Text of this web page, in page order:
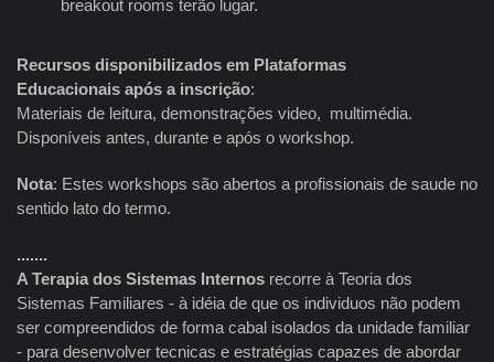
breakout rooms terão lugar.
Recursos disponibilizados em Plataformas
Educacionais após a inscrição:
Materiais de leitura, demonstrações video, multimédia.
Disponíveis antes, durante e após o workshop.
Nota: Estes workshops são abertos a profissionais de saude no
sentido lato do termo.
.......
A Terapia dos Sistemas Internos recorre à Teoria dos
Sistemas Familiares - à idéia de que os individuos não podem
ser compreendidos de forma cabal isolados da unidade familiar
- para desenvolver tecnicas e estratégias capazes de abordar